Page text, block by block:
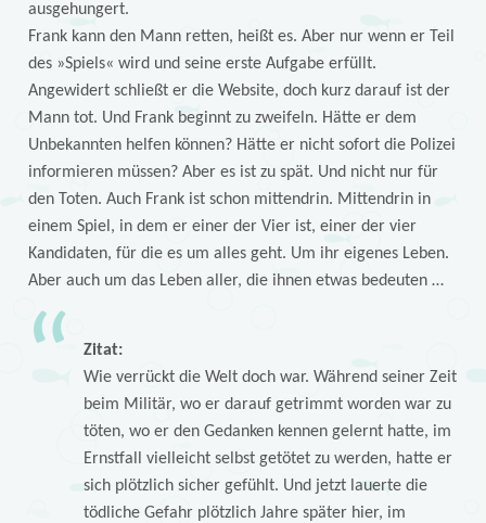
ausgehungert.
Frank kann den Mann retten, heißt es. Aber nur wenn er Teil
des »Spiels« wird und seine erste Aufgabe erfüllt.
Angewidert schließt er die Website, doch kurz darauf ist der
Mann tot. Und Frank beginnt zu zweifeln. Hätte er dem
Unbekannten helfen können? Hätte er nicht sofort die Polizei
informieren müssen? Aber es ist zu spät. Und nicht nur für
den Toten. Auch Frank ist schon mittendrin. Mittendrin in
einem Spiel, in dem er einer der Vier ist, einer der vier
Kandidaten, für die es um alles geht. Um ihr eigenes Leben.
Aber auch um das Leben aller, die ihnen etwas bedeuten …
Zitat:
Wie verrückt die Welt doch war. Während seiner Zeit
beim Militär, wo er darauf getrimmt worden war zu
töten, wo er den Gedanken kennen gelernt hatte, im
Ernstfall vielleicht selbst getötet zu werden, hatte er
sich plötzlich sicher gefühlt. Und jetzt lauerte die
tödliche Gefahr plötzlich Jahre später hier, im